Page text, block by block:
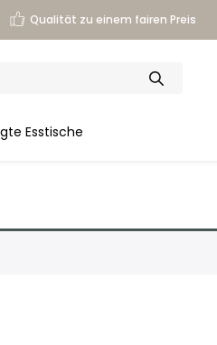
Qualität zu einem fairen Preis
Esstische